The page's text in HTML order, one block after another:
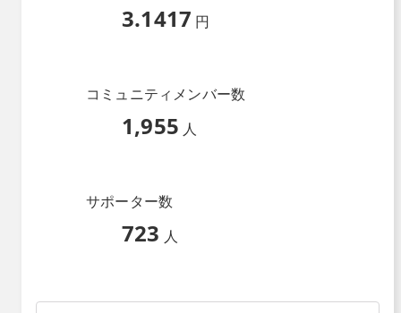
3.1417 円
コミュニティメンバー数
1,955 人
サポーター数
723 人